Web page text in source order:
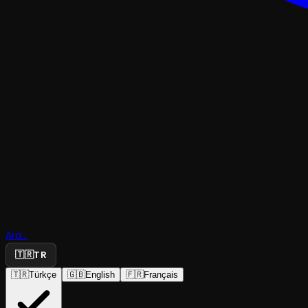
Ara...
🇹🇷TR
🇹🇷Türkçe 🇬🇧English 🇫🇷Français
Hikayesi